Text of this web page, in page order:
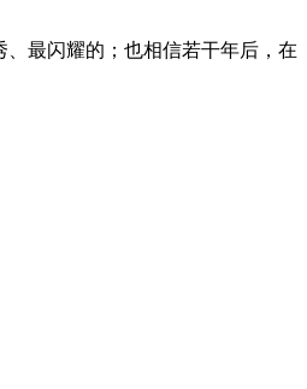
最闪耀的；也相信若干年后，在